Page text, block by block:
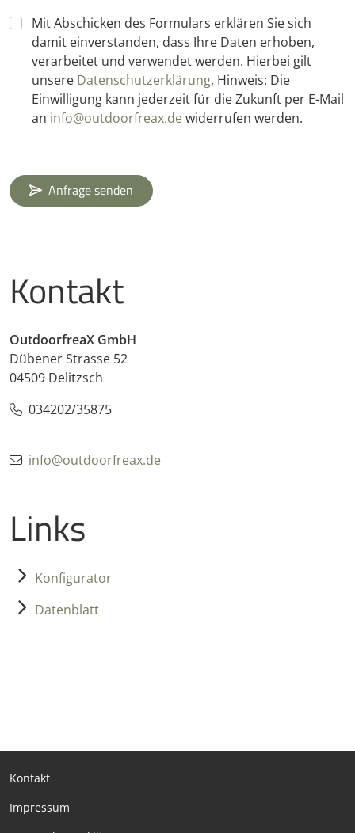
Mit Abschicken des Formulars erklären Sie sich
damit einverstanden, dass Ihre Daten erhoben,
verarbeitet und verwendet werden. Hierbei gilt
unsere Datenschutzerklärung, Hinweis: Die
Einwilligung kann jederzeit für die Zukunft per E-Mail
an info@outdoorfreax.dewiderrufen werden.
Anfrage senden
Kontakt
OutdoorfreaX GmbH
Dübener Strasse 52
04509 Delitzsch
034202/35875
info@outdoorfreax.de
Links
Konfigurator
Datenblatt
Kontakt
Impressum